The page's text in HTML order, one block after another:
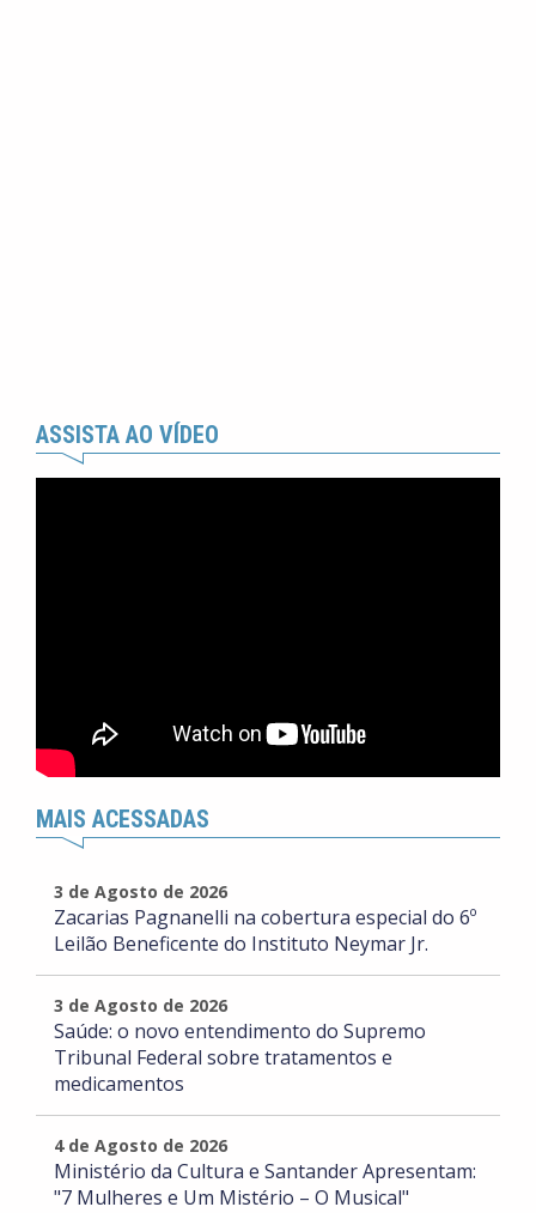
ASSISTA AO VÍDEO
MAIS ACESSADAS
3 de Agosto de 2026
Zacarias Pagnanelli na cobertura especial do 6º
Leilão Beneficente do Instituto Neymar Jr.
3 de Agosto de 2026
Saúde: o novo entendimento do Supremo
Tribunal Federal sobre tratamentos e
medicamentos
4 de Agosto de 2026
Ministério da Cultura e Santander Apresentam:
"7 Mulheres e Um Mistério – O Musical"